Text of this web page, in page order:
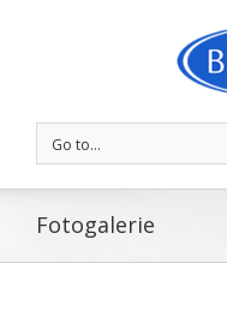
Go to...
Fotogalerie